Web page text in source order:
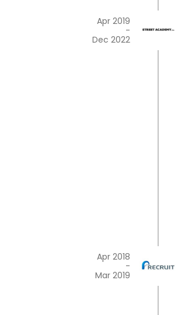
Apr 2019
-
Dec 2022
Apr 2018
-
Mar 2019